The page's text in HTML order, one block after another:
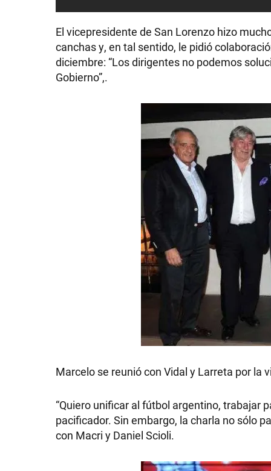
El vicepresidente de San Lorenzo hizo
canchas y, en tal sentido, le pidió
diciembre: “Los dirigentes no podemos
Gobierno”,.
Marcelo se reunió con Vidal y Larreta por la
“Quiero unificar al fútbol argentino, trabajar
pacificador. Sin embargo, la charla no sólo
con Macri y Daniel Scioli.
GRAN
HERMANO
DEPORTES
TECNOLOGÍA